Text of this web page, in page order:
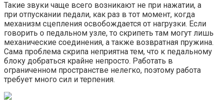
Такие звуки чаще всего возникают не при нажатии, а
при отпускании педали, как раз в тот момент, когда
механизм сцепления освобождается от нагрузки. Если
говорить о педальном узле, то скрипеть там могут лишь
механические соединения, а также возвратная пружина.
Сама проблема скрипа неприятна тем, что к педальному
блоку добраться крайне непросто. Работать в
ограниченном пространстве нелегко, поэтому работа
требует много сил и терпения.